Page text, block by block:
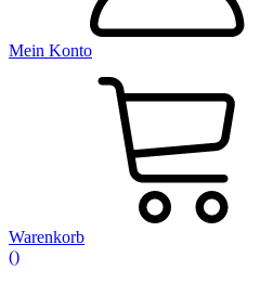
Mein Konto
Warenkorb
()